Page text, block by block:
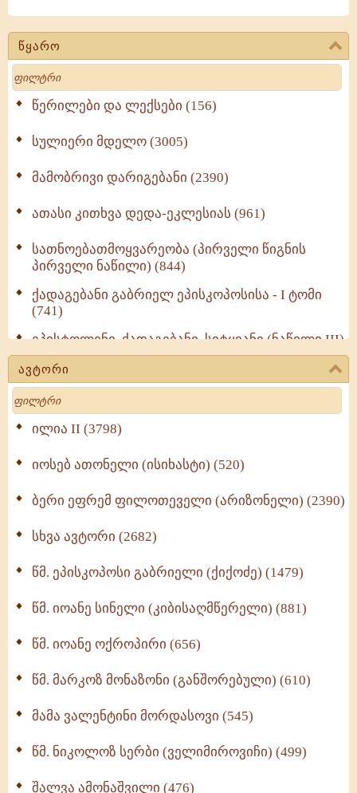
წყარო
Search
წერილები და ლექსები (156)
სულიერი მდელო (3005)
მამობრივი დარიგებანი (2390)
ათასი კითხვა დედა-ეკლესიას (961)
სათნოებათმოყვარეობა (პირველი წიგნის
პირველი ნაწილი) (844)
ქადაგებანი გაბრიელ ეპისკოპოსისა - I ტომი
(741)
ეპისტოლენი, ქადაგებანი, სიტყვანი (ნაწილი III)
(723)
მოძღვრის ძალზე სასარგებლო რჩევები
მრევლისათვის (545)
Wisdomge (514)
ქადაგებანი გაბრიელ ეპისკოპოსისა - II ტომი
სულიერი ცხოვრების სახელმძღვანელო -
ნაწილი II (369)
ავტორი
Search
ილია II (3798)
იოსებ ათონელი (ისიხასტი) (520)
ბერი ეფრემ ფილოთეველი (არიზონელი) (2390)
სხვა ავტორი (2682)
წმ. ეპისკოპოსი გაბრიელი (ქიქოძე) (1479)
წმ. იოანე სინელი (კიბისაღმწერელი) (881)
წმ. იოანე ოქროპირი (656)
წმ. მარკოზ მონაზონი (განშორებული) (610)
მამა ვალენტინი მორდასოვი (545)
წმ. ნიკოლოზ სერბი (ველიმიროვიჩი) (499)
შალვა ამონაშვილი (476)